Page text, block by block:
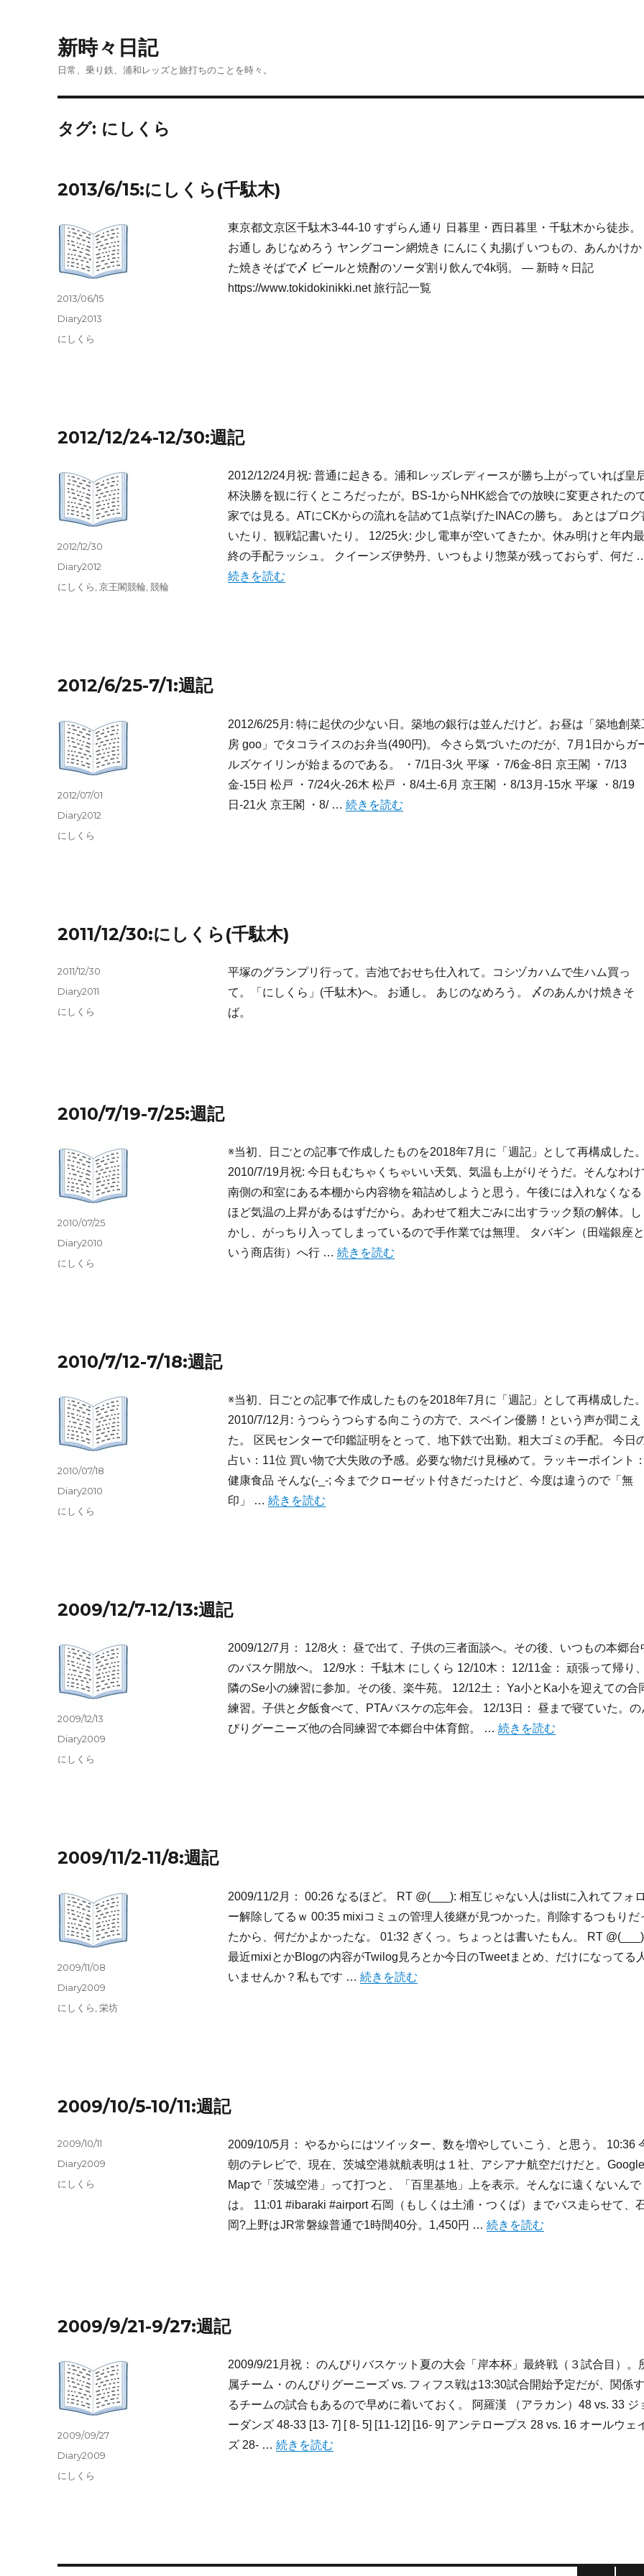
新時々日記
日常、乗り鉄、浦和レッズと旅打ちのことを時々。
タグ: にしくら
2013/6/15:にしくら(千駄木)
東京都文京区千駄木3-44-10 すずらん通り 日暮里・西日暮里・千駄木から徒歩。
お通し あじなめろう ヤングコーン網焼き にんにく丸揚げ いつもの、あんかけか
た焼きそばで〆 ビールと焼酎のソーダ割り飲んで4k弱。 — 新時々日記
https://www.tokidokinikki.net 旅行記一覧
投
稿
2013/06/15
カ
Diary2013
タ
にしくら
2012/12/24-12/30:週記
2012/12/24月祝: 普通に起きる。浦和レッズレディースが勝ち上がっていれば皇
杯決勝を観に行くところだったが。BS-1からNHK総合での放映に変更されたの
家では見る。ATにCKからの流れを詰めて1点挙げたINACの勝ち。 あとはブログ
いたり、観戦記書いたり。 12/25火: 少し電車が空いてきたか。休み明けと年内最
終の手配ラッシュ。 クイーンズ伊勢丹、いつもより惣菜が残っておらず、何だ
“2012/12/24-12/30:週記” の
続きを読む
投
稿
2012/12/30
カ
テ
Diary2012
タ
にしくら,京王閣競輪,競輪
2012/6/25-7/1:週記
2012/6/25月: 特に起伏の少ない日。築地の銀行は並んだけど。お昼は「築地創菜
房 goo」でタコライスのお弁当(490円)。 今さら気づいたのだが、7月1日からガ
ルズケイリンが始まるのである。 ・7/1日-3火 平塚 ・7/6金-8日 京王閣 ・7/13
金-15日 松戸 ・7/24火-26木 松戸 ・8/4土-6月 京王閣 ・8/13月-15水 平塚 ・8/19
日-21火 京王閣 ・8/ … “2012/6/25-7/1:週記” の
続きを読む
投
稿
2012/07/01
カ
ゴ
Diary2012
タ
にしくら
2011/12/30:にしくら(千駄木)
平塚のグランプリ行って。吉池でおせち仕入れて。コシヅカハムで生ハム買っ
て。「にしくら」(千駄木)へ。 お通し。 あじのなめろう。 〆のあんかけ焼きそ
ば。
投
稿
2011/12/30
カ
Diary2011
タ
にしくら
2010/7/19-7/25:週記
※当初、日ごとの記事で作成したものを2018年7月に「週記」として再構成した。
2010/7/19月祝: 今日もむちゃくちゃいい天気、気温も上がりそうだ。そんなわけ
南側の和室にある本棚から内容物を箱詰めしようと思う。午後には入れなくなる
ほど気温の上昇があるはずだから。あわせて粗大ごみに出すラック類の解体。し
かし、がっちり入ってしまっているので手作業では無理。 タバギン（田端銀座と
いう商店街）へ行 … “2010/7/19-7/25:週記” の
続きを読む
投
稿
2010/07/25
カ
Diary2010
タ
にしくら
2010/7/12-7/18:週記
※当初、日ごとの記事で作成したものを2018年7月に「週記」として再構成した。
2010/7/12月: うつらうつらする向こうの方で、スペイン優勝！という声が聞こえ
た。 区民センターで印鑑証明をとって、地下鉄で出勤。粗大ゴミの手配。 今日
占い：11位 買い物で大失敗の予感。必要な物だけ見極めて。ラッキーポイント：
健康食品 そんな(-_-; 今までクローゼット付きだったけど、今度は違うので「無
印」 … “2010/7/12-7/18:週記” の
続きを読む
投
稿
2010/07/18
カ
Diary2010
タ
にしくら
2009/12/7-12/13:週記
2009/12/7月： 12/8火： 昼で出て、子供の三者面談へ。その後、いつもの本郷台
のバスケ開放へ。 12/9水： 千駄木 にしくら 12/10木： 12/11金： 頑張って帰り、
隣のSe小の練習に参加。その後、楽牛苑。 12/12土： Ya小とKa小を迎えての合
練習。子供と夕飯食べて、PTAバスケの忘年会。 12/13日： 昼まで寝ていた。の
びりグーニーズ他の合同練習で本郷台中体育館。 … “2009/12/7-12/13:週記” の
続きを読む
投
稿
2009/12/13
カ
テ
Diary2009
タ
にしくら
2009/11/2-11/8:週記
2009/11/2月： 00:26 なるほど。 RT @(___): 相互じゃない人はlistに入れてフォロ
ー解除してるｗ 00:35 mixiコミュの管理人後継が見つかった。削除するつもりだ
たから、何だかよかったな。 01:32 ぎくっ。ちょっとは書いたもん。 RT
最近mixiとかBlogの内容がTwilog見ろとか今日のTweetまとめ、だけになってる人
いませんか？私もです … “2009/11/2-11/8:週記” の
続きを読む
投
稿
2009/11/08
カ
ゴ
Diary2009
タ
にしくら ,栄坊
2009/10/5-10/11:週記
2009/10/5月： やるからにはツイッター、数を増やしていこう、と思う。 10:36
朝のテレビで、現在、茨城空港就航表明は１社、アシアナ航空だけだと。Google
Mapで「茨城空港」って打つと、「百里基地」上を表示。そんなに遠くないんで
は。 11:01 #ibaraki #airport 石岡（もしくは土浦・つくば）までバス走らせて、
岡?上野はJR常磐線普通で1時間40分。1,450円 … “2009/10/5-10/11:週記” の
続きを読む
投
稿
2009/10/11
カ
Diary2009
タ
にしくら
2009/9/21-9/27:週記
2009/9/21月祝： のんびりバスケット夏の大会「岸本杯」最終戦（３試合目）。
属チーム・のんびりグーニーズ vs. フィフス戦は13:30試合開始予定だが、関係す
るチームの試合もあるので早めに着いておく。 阿羅漢 （アラカン）48 vs. 33 ジ
ーダンズ 48-33 [13- 7] [ 8- 5] [11-12] [16- 9] アンテロープス 28 vs. 16 オールウェ
ズ 28- … “2009/9/21-9/27:週記” の
続きを読む
投
稿
2009/09/27
カ
Diary2009
タ
にしくら